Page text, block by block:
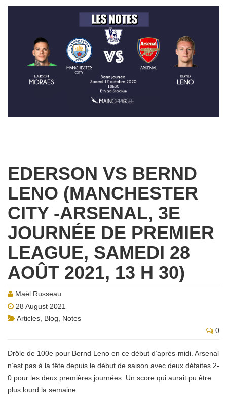
EDERSON VS BERND
LENO (MANCHESTER
CITY -ARSENAL, 3E
JOURNÉE DE PREMIER
LEAGUE, SAMEDI 28
AOÛT 2021, 13 H 30)
Maël Russeau
28 August 2021
Articles Blog
Notes
0
Drôle de 100e pour Bernd Leno en ce début d’après-midi. Arsenal
n’est pas à la fête depuis le début de saison avec deux défaites 2-
0 pour les deux premières journées. Un score qui aurait pu être
plus lourd la semaine